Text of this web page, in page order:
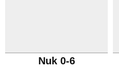
Nuk 0-6